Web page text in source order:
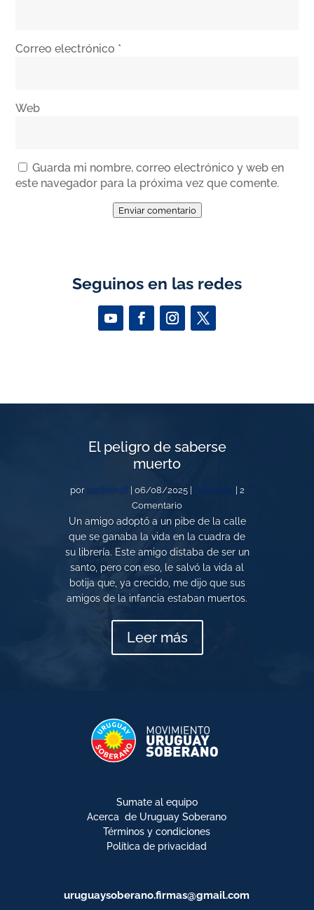
Correo electrónico *
Web
Guarda mi nombre, correo electrónico y web en
este navegador para la próxima vez que comente.
Enviar comentario
Seguinos en las redes
El peligro de saberse
muerto
por isadmindf| 06/08/2025| Columna | 2
Comentario
Un amigo adoptó a un pibe de la calle
que se ganaba la vida en la cuadra de
su librería. Este amigo distaba de ser un
santo, pero con eso, le salvó la vida al
botija que, ya crecido, me dijo que sus
amigos de la infancia estaban muertos.
Leer más
Sumate al equipo
Acerca de Uruguay Soberano
Términos y condiciones
Política de privacidad
uruguaysoberano.firmas@gmail.com